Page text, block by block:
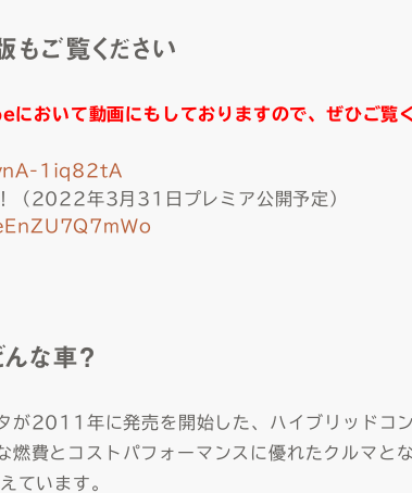
もご覧ください
おいて動画にもしておりますので、ぜひご覧く
1iq82tA
（ 2022年3月31日プレミア公開予定 ）
な車？
が2011年に発売を開始した、ハイブリッドコ
燃費とコストパフォーマンスに優れたクルマ
ています。